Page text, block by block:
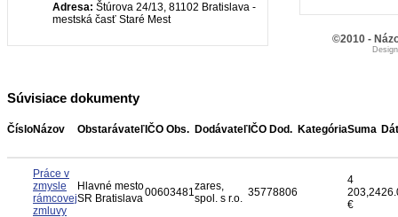
Adresa: Štúrova 24/13, 81102 Bratislava -
mestská časť Staré Mest
Súvisiace dokumenty
ČísloNázov Obstarávateľ IČO Obs. Dodávateľ IČO Dod. KategóriaSuma
Práce v
zmysle
rámcovej
zmluvy
Hlavné mesto
SR Bratislava00603481zares,
spol. s r.o. 35778806
4
203,24
€
©2010 -